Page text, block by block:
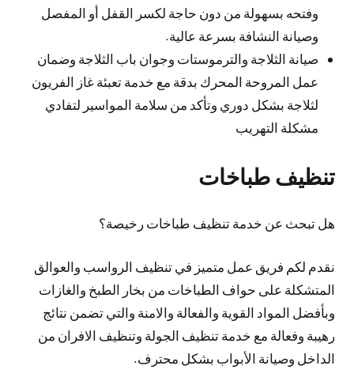
وفتحه بسهولة من دون حاجة لكسر القفل أو المفصل
وصيانة النشافة بسرعة عالية.
صيانة الثلاجة والترموستات وجوان باب الثلاجة وضمان
عمل المروحة المحرك بدقة مع خدمة تعبئة غاز الفريون
لثلاجة بشكل دوري وتأكد من سلامة المواسير لتفادي
مشكلة التهريب
تنظيف طباخات
هل تبحث عن خدمة تنظيف طباخات رخيصة؟
نقدم لكم فريق عمل متميز في تنظيف الرواسب والعوالق
المتشكلة على حواف الطباخات من بخار الطبخ والغازات
وبأفضل المواد القوية والفعالة والامنة والتي تضمن نتائج
رهيبة وفعالة مع خدمة تنظيف الجولة وتنظيف الافران من
الداخل وصيانة الأبواب بشكل محترف.